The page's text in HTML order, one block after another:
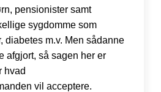
pensionister samt
sygdomme som
diabetes m.v. Men sådanne
afgjort, så sagen her er
hvad
vil acceptere.